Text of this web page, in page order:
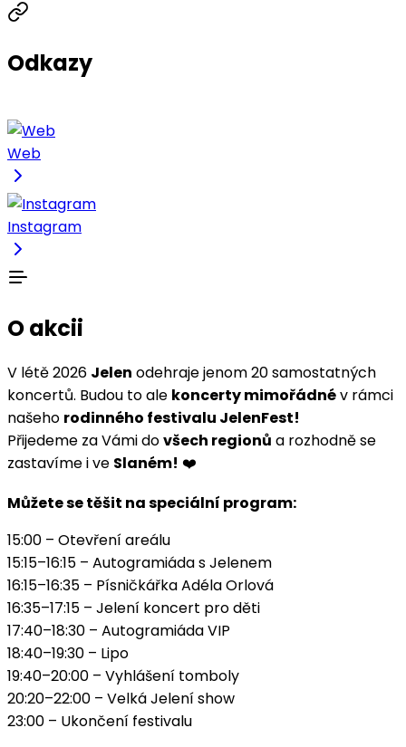
Odkazy
Web
Instagram
O akcii
V létě 2026 Jelen odehraje jenom 20 samostatných
koncertů. Budou to ale koncerty mimořádnév rámci
našeho rodinného festivalu JelenFest!
Přijedeme za Vámi dovšech regionů a rozhodně se
zastavíme i ve Slaném! ❤️
Můžete se těšit na speciální program:
15:00 – Otevření areálu
15:15–16:15 – Autogramiáda s Jelenem
16:15–16:35 – Písničkářka Adéla Orlová
16:35–17:15 – Jelení koncert pro děti
17:40–18:30 – Autogramiáda VIP
18:40–19:30 – Lipo
19:40–20:00 – Vyhlášení tomboly
20:20–22:00 – Velká Jelení show
23:00 – Ukončení festivalu